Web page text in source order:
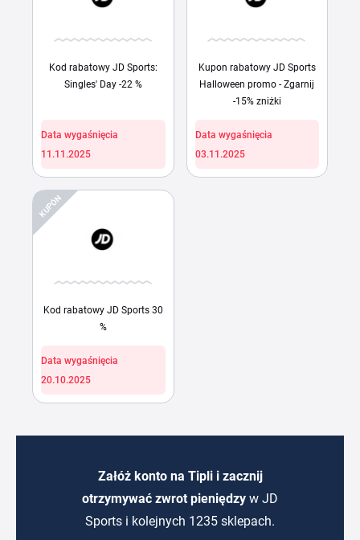
Kod rabatowy JD Sports:
Singles' Day -22 %
Data wygaśnięcia
11.11.2025
Kupon rabatowy JD Sports
Halloween promo - Zgarnij
-15% zniżki
Data wygaśnięcia
03.11.2025
KUPÓN
Kod rabatowy JD Sports 30
%
Data wygaśnięcia
20.10.2025
Załóż konto na Tipli i zacznij
otrzymywać zwrot pieniędzy w JD
Sports i kolejnych 1235 sklepach.